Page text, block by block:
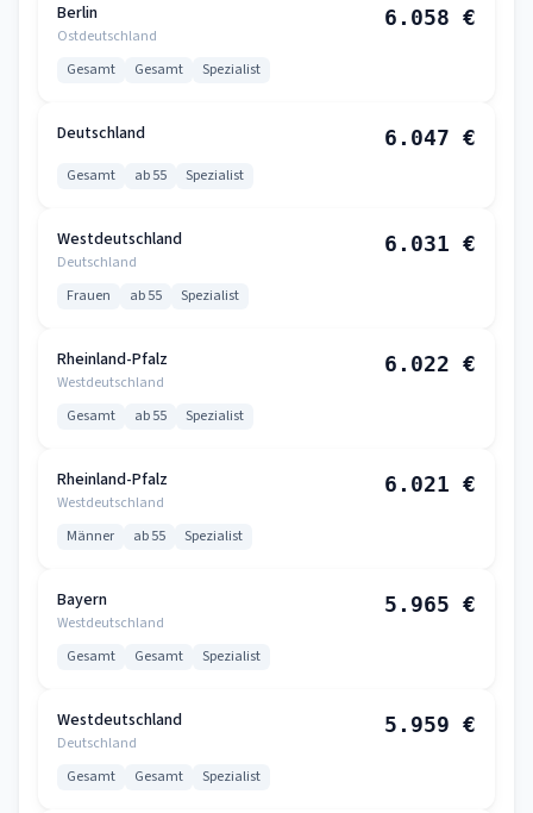
Berlin
Ostdeutschland
6.058 €
Gesamt Gesamt Spezialist
Deutschland 6.047 €
Gesamt ab 55 Spezialist
Westdeutschland
Deutschland
6.031 €
Frauen ab 55 Spezialist
Rheinland-Pfalz
Westdeutschland
6.022 €
Gesamt ab 55 Spezialist
Rheinland-Pfalz
Westdeutschland
6.021 €
Männer ab 55 Spezialist
Bayern
Westdeutschland
5.965 €
Gesamt Gesamt Spezialist
Westdeutschland
Deutschland
5.959 €
Gesamt Gesamt Spezialist